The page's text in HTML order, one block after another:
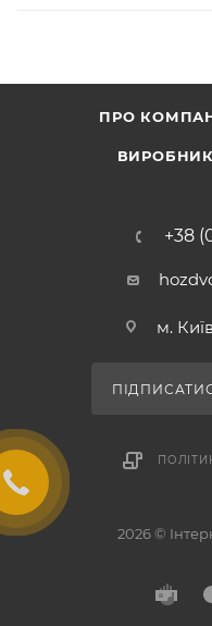
ПРО
+38
м.
2026 ©